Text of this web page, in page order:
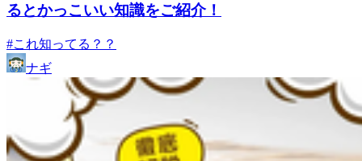
るとかっこいい知識をご紹介！
#これ知ってる？？
ナギ